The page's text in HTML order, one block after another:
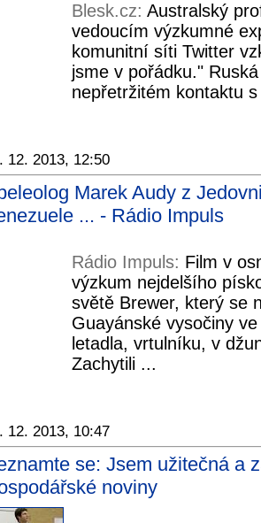
Blesk.cz: Australský
vedoucím výzkumné
komunitní síti Twitter
jsme v pořádku."
nepřetržitém kontaktu
12. 2013, 12:50
Marek Audy z
... - Rádio Impuls
Rádio Impuls: Film v
výzkum nejdelšího
světě Brewer, který se
Guayánské vysočiny
letadla, vrtulníku, v
Zachytili ...
12. 2013, 10:47
se: Jsem užitečná a
noviny